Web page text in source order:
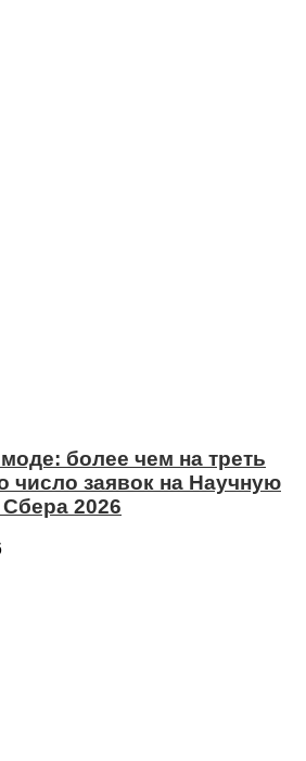
более чем на треть
число заявок на Научную
2026